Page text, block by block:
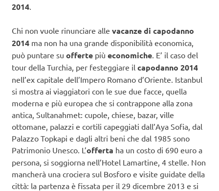
2014.
Chi non vuole rinunciare alle vacanze di capodanno
2014 ma non ha una grande disponibilità economica,
può puntare su offerte più economiche. E’ il caso del
tour della Turchia, per festeggiare il capodanno 2014
nell’ex capitale dell’Impero Romano d’Oriente. Istanbul
si mostra ai viaggiatori con le sue due facce, quella
moderna e più europea che si contrappone alla zona
antica, Sultanahmet: cupole, chiese, bazar, ville
ottomane, palazzi e cortili capeggiati dall’Aya Sofia, dal
Palazzo Topkapi e dagli altri beni che dal 1985 sono
Patrimonio Unesco. L’offerta ha un costo di 690 euro a
persona, si soggiorna nell’Hotel Lamartine, 4 stelle. Non
mancherà una crociera sul Bosforo e visite guidate della
città: la partenza è fissata per il 29 dicembre 2013 e si